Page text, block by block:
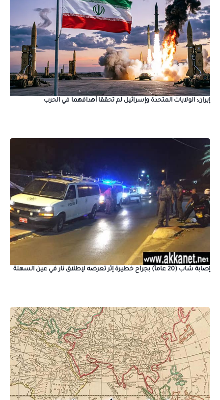
إيران: الولايات المتحدة وإسرائيل لم تحققا أهدافهما في الحرب
إصابة شاب (20 عاماً) بجراح خطيرة إثر تعرضه لإطلاق نار في عين السهلة